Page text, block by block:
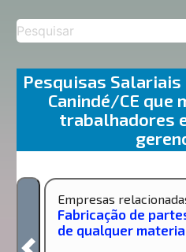
Pesquisas
Canindé/CE que
trabalhadores
Empresas
Fabricação de
de qualquer